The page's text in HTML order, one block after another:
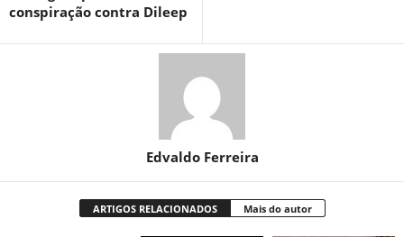
conspiração contra Dileep
Edvaldo Ferreira
ARTIGOS RELACIONADOS Mais do autor